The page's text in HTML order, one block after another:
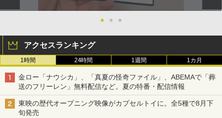
● ● ●
アクセスランキング
1時間 24時間 1週間 1カ月
金ロー「ナウシカ」、「真夏の怪奇ファイル」、ABEMAで「葬
送のフリーレン」無料配信など。夏の特番・配信情報
東映の歴代オープニング映像がカプセルトイに。全5種で8月下
旬発売